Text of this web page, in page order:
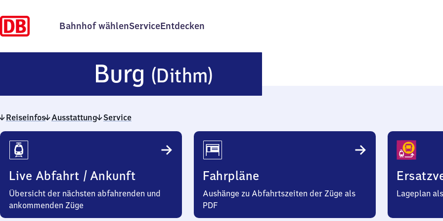
Bahnhof wählenServiceEntdecken
Burg (Dithm)
(Dithmarschen)
Reiseinfos Ausstattung Service
Reiseinfos
Live Abfahrt / Ankunft
Übersicht der nächsten abfahrenden und
ankommenden Züge
Fahrpläne
Aushänge zu Abfahrtszeiten der Züge als
PDF
Lageplan